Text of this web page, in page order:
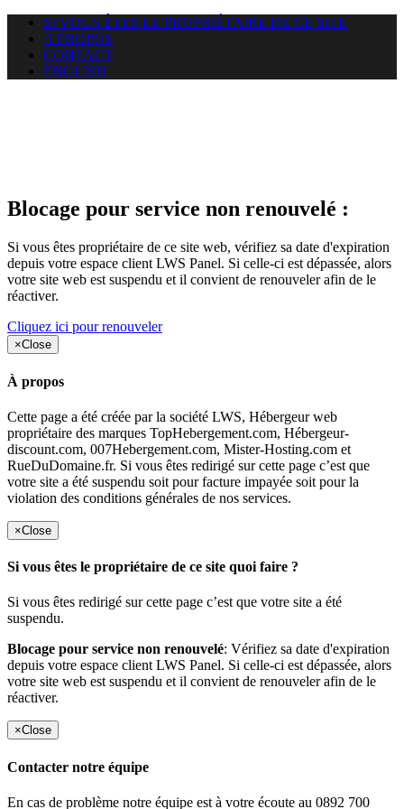
SI VOUS ÊTES LE PROPRIÉTAIRE DE CE SITE
A PROPOS
CONTACT
ENGLISH
Blocage pour service non renouvelé :
Si vous êtes propriétaire de ce site web, vérifiez sa date d'expiration
depuis votre espace client LWS Panel. Si celle-ci est dépassée, alors
votre site web est suspendu et il convient de renouveler afin de le
réactiver.
Cliquez ici pour renouveler
×Close
À propos
Cette page a été créée par la société LWS, Hébergeur web
propriétaire des marques TopHebergement.com, Hébergeur-
discount.com, 007Hebergement.com, Mister-Hosting.com et
RueDuDomaine.fr. Si vous êtes redirigé sur cette page c’est que
votre site a été suspendu soit pour facture impayée soit pour la
violation des conditions générales de nos services.
×Close
Si vous êtes le propriétaire de ce site quoi faire ?
Si vous êtes redirigé sur cette page c’est que votre site a été
suspendu.
Blocage pour service non renouvelé: Vérifiez sa date d'expiration
depuis votre espace client LWS Panel. Si celle-ci est dépassée, alors
votre site web est suspendu et il convient de renouveler afin de le
réactiver.
×Close
Contacter notre équipe
En cas de problème notre équipe est à votre écoute au 0892 700